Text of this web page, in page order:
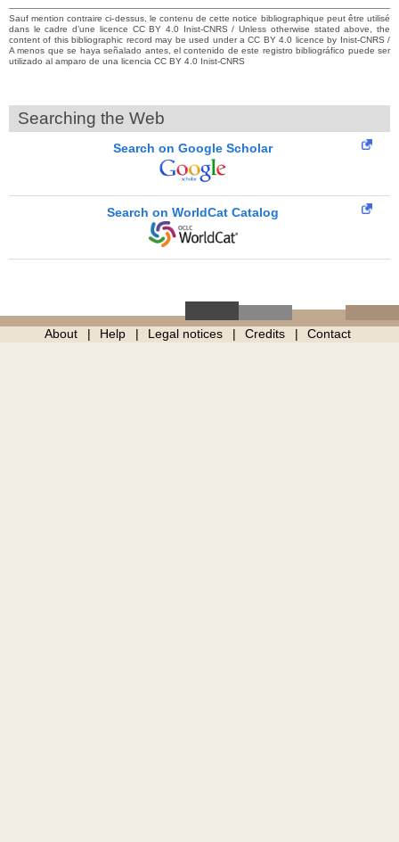
Sauf mention contraire ci-dessus, le contenu de cette notice bibliographique peut être utilisé
dans le cadre d’une licence CC BY 4.0 Inist-CNRS / Unless otherwise stated above, the
content of this bibliographic record may be used under a CC BY 4.0 licence by Inist-CNRS /
A menos que se haya señalado antes, el contenido de este registro bibliográfico puede ser
utilizado al amparo de una licencia CC BY 4.0 Inist-CNRS
Searching the Web
Search on Google Scholar
Search on WorldCat Catalog
About Help Legal notices Credits Contact